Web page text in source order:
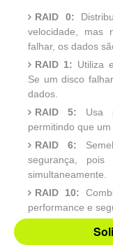
RAID 0:
velocidade, mas
falhar, os dados
RAID 1: Utiliza
Se um disco
dados.
RAID 5: Usa
permitindo que
RAID 6:
segurança,
simultaneamente.
RAID 10:
performance e